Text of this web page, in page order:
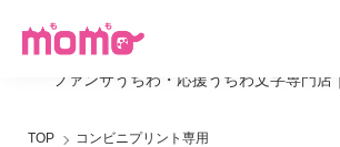
ファンサうちわ・応援うちわ文字専門
TOP コンビニプリント専用